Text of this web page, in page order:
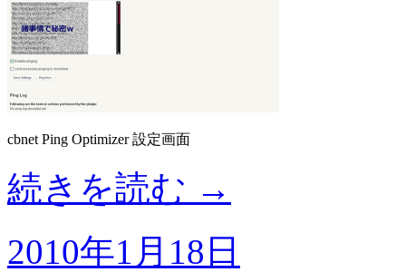
cbnet Ping Optimizer 設定画面
続きを読む →
2010年1月18日